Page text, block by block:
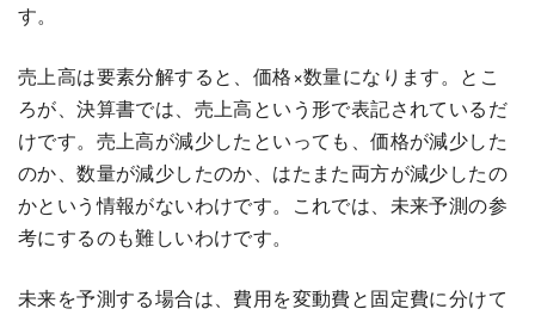
す。
売上高は要素分解すると、価格×数量になります。とこ
ろが、決算書では、売上高という形で表記されているだ
けです。売上高が減少したといっても、価格が減少した
のか、数量が減少したのか、はたまた両方が減少したの
かという情報がないわけです。これでは、未来予測の参
考にするのも難しいわけです。
未来を予測する場合は、費用を変動費と固定費に分けて